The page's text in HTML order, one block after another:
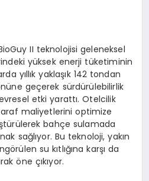
II teknolojisi geleneksel
yüksek enerji tüketiminin
yıllık yaklaşık 142 tondan
geçerek sürdürülebilirlik
etki yarattı. Otelcilik
maliyetlerini optimize
bahçe sulamada
sağlıyor. Bu teknoloji, yakın
su kıtlığına karşı da
öne çıkıyor.